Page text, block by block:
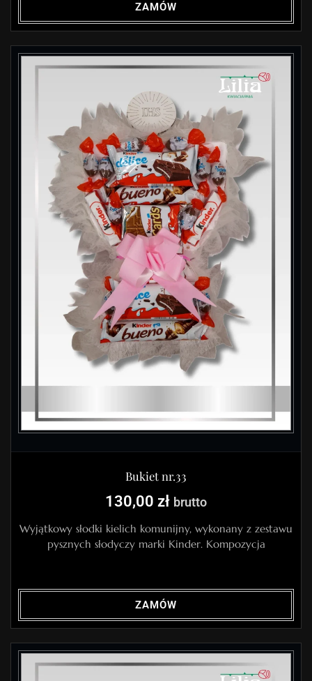
ZAMÓW
Bukiet nr.33
130,00 zł brutto
Wyjątkowy słodki kielich komunijny, wykonany z zestawu
pysznych słodyczy marki Kinder. Kompozycja
ZAMÓW